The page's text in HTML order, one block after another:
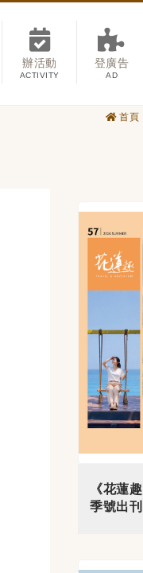
辦活動
ACTIVITY
登廣告
AD
首頁
《花蓮
季號出刊